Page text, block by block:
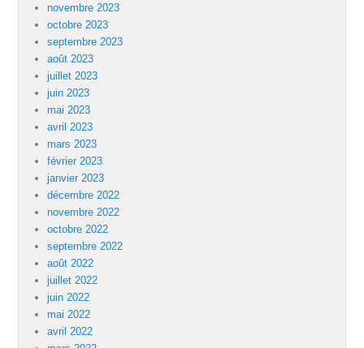
novembre 2023
octobre 2023
septembre 2023
août 2023
juillet 2023
juin 2023
mai 2023
avril 2023
mars 2023
février 2023
janvier 2023
décembre 2022
novembre 2022
octobre 2022
septembre 2022
août 2022
juillet 2022
juin 2022
mai 2022
avril 2022